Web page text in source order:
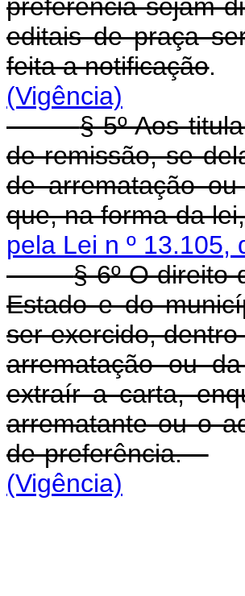
preferência sejam
editais de praça
feita a notificação
(Vigência)
§ 5º Aos
de remissão, se
de arrematação
que, na forma da
pela Lei n º 13.105,
§ 6º O direito
Estado e do
ser exercido,
arrematação ou
extraír a carta,
arrematante ou o
de preferência.
(Vigência)